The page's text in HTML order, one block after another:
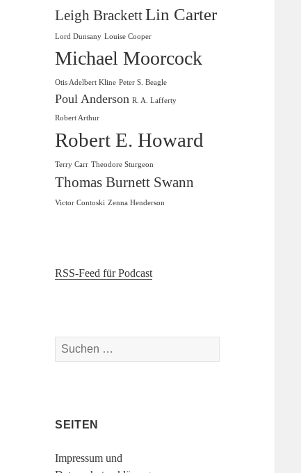
Leigh BrackettLin Carter
Lord Dunsany Louise Cooper
Michael Moorcock
Otis Adelbert Kline Peter S. Beagle
Poul Anderson R. A. Lafferty
Robert Arthur
Robert E. Howard
Terry Carr Theodore Sturgeon
Thomas Burnett Swann
Victor Contoski Zenna Henderson
RSS-Feed für Podcast
Suchen
nach:
SEITEN
Impressum und